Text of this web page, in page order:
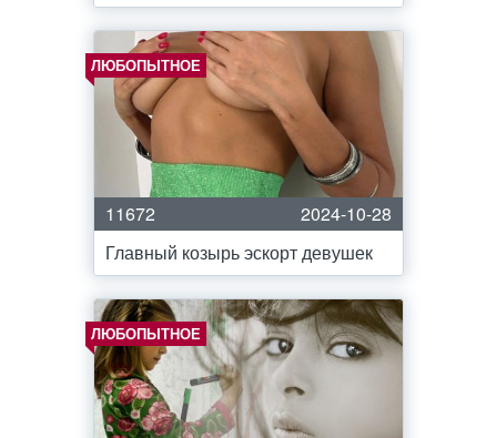
ЛЮБОПЫТНОЕ
11672
2024-10-28
Главный козырь эскорт девушек
ЛЮБОПЫТНОЕ